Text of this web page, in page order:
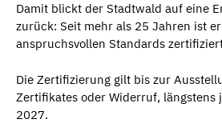
Damit blickt der Stadtwald auf eine
zurück: Seit mehr als 25 Jahren ist
anspruchsvollen Standards
Die Zertifizierung gilt bis zur
Zertifikates oder Widerruf, längstens
2027.